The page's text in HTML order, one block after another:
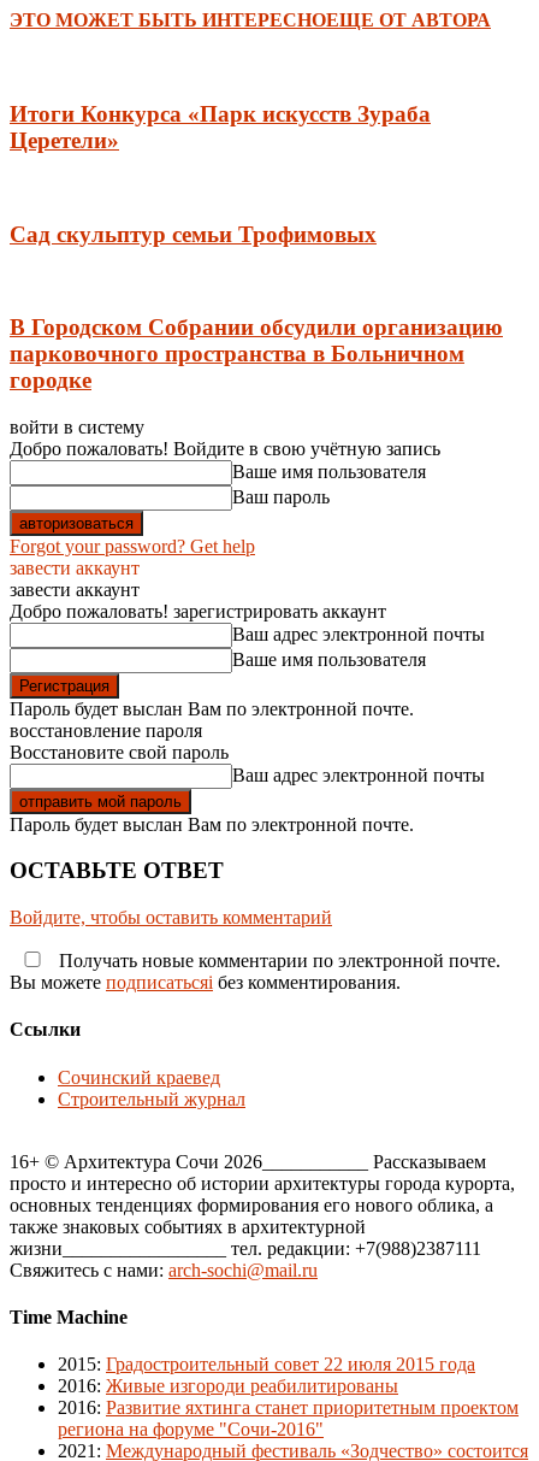
ЭТО МОЖЕТ БЫТЬ ИНТЕРЕСНОЕЩЕ ОТ АВТОРА
Итоги Конкурса «Парк искусств Зураба
Церетели»
Сад скульптур семьи Трофимовых
В Городском Собрании обсудили организацию
парковочного пространства в Больничном
городке
войти в систему
Добро пожаловать! Войдите в свою учётную запись
Ваше имя пользователя
Ваш пароль
Forgot your password? Get help
завести аккаунт
завести аккаунт
Добро пожаловать! зарегистрировать аккаунт
Ваш адрес электронной почты
Ваше имя пользователя
Пароль будет выслан Вам по электронной почте.
восстановление пароля
Восстановите свой пароль
Ваш адрес электронной почты
Пароль будет выслан Вам по электронной почте.
ОСТАВЬТЕ ОТВЕТ
Войдите, чтобы оставить комментарий
Получать новые комментарии по электронной почте.
Вы можете подписатьсяi без комментирования.
Ссылки
Сочинский краевед
Строительный журнал
16+ © Архитектура Сочи 2026___________ Рассказываем
просто и интересно об истории архитектуры города курорта,
основных тенденциях формирования его нового облика, а
также знаковых событиях в архитектурной
жизни_________________ тел. редакции: +7(988)2387111
Свяжитесь с нами: arch-sochi@mail.ru
Time Machine
2015: Градостроительный совет 22 июля 2015 года
2016: Живые изгороди реабилитированы
2016: Развитие яхтинга станет приоритетным проектом
региона на форуме "Сочи-2016"
2021 : Международный фестиваль «Зодчество» состоится